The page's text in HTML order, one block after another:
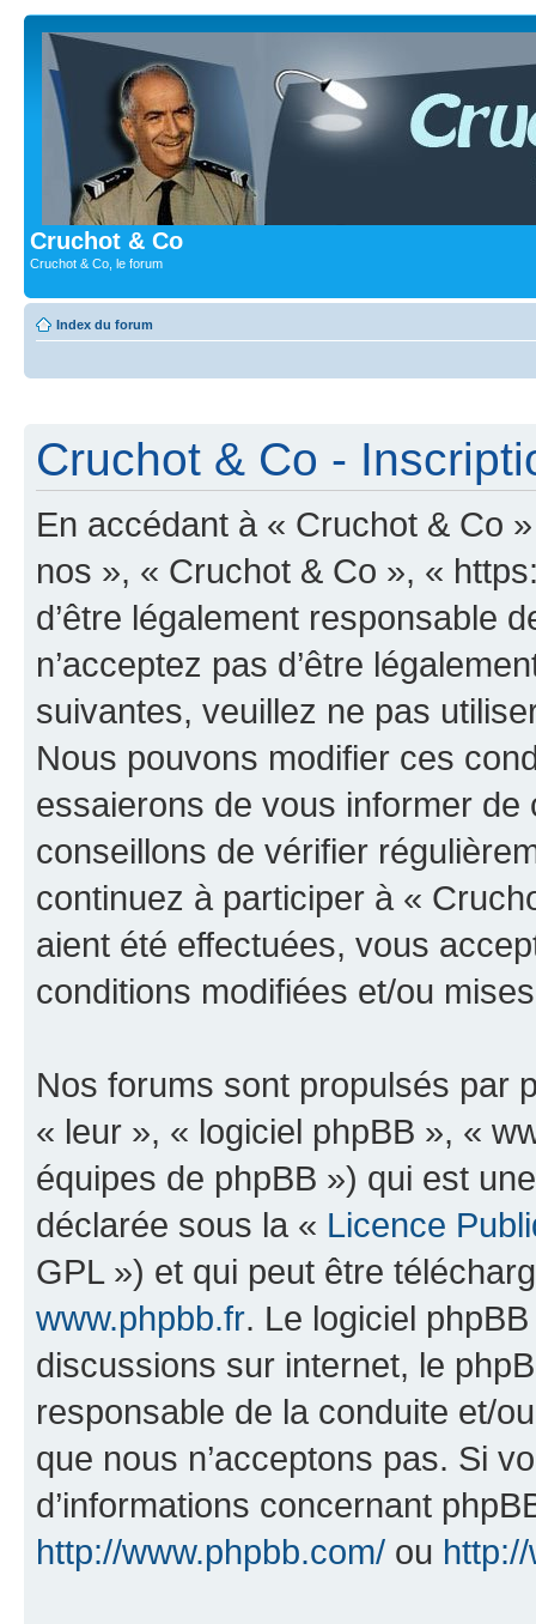
Cruchot & Co
Cruchot & Co, le forum
Index du forum
Cruchot & Co -
En accédant à « Cruchot & Co
nos », « Cruchot & Co », «
d’être légalement responsable
n’acceptez pas d’être
suivantes, veuillez ne pas
Nous pouvons modifier ces
essaierons de vous informer
conseillons de vérifier
continuez à participer à «
aient été effectuées, vous
conditions modifiées et/ou
Nos forums sont propulsés par
« leur », « logiciel phpBB », «
équipes de phpBB ») qui est
déclarée sous la « Licence
GPL ») et qui peut être
www.phpbb.fr. Le logiciel
discussions sur internet, le
responsable de la conduite et/
que nous n’acceptons pas. Si
d’informations concernant
http://www.phpbb.com/ ou